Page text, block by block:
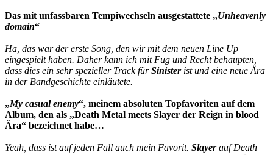
Das mit unfassbaren Tempiwechseln ausgestattete „Unheavenly
domain“
Ha, das war der erste Song, den wir mit dem neuen Line Up
eingespielt haben. Daher kann ich mit Fug und Recht behaupten,
dass dies ein sehr spezieller Track fürSinisterist und eine neue Ära
in der Bandgeschichte einläutete.
„My casual enemy“, meinem absoluten Topfavoriten auf dem
Album, den als „Death Metal meets Slayer der Reign in blood
Ära“ bezeichnet habe…
Yeah, dass ist auf jeden Fall auch mein Favorit. Slayerauf Death